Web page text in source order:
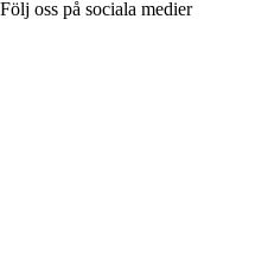
Följ oss på sociala medier